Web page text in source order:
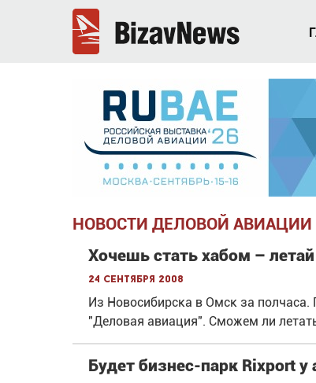
НОВОСТИ ДЕЛОВОЙ АВИАЦИИ
Хочешь стать хабом –
24 сентября 2008
Из Новосибирска в Омск за полчаса.
"Деловая авиация". Сможем ли
Будет бизнес-парк Rixport у